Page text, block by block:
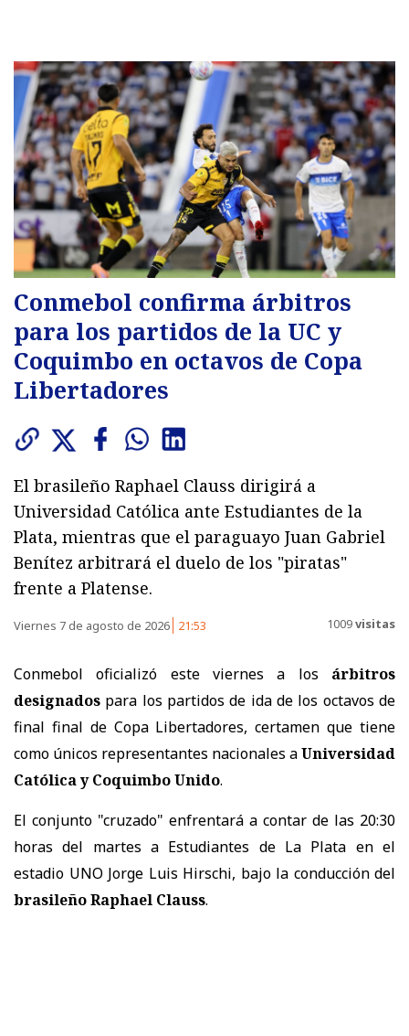
Conmebol confirma árbitros
para los partidos de la UC y
Coquimbo en octavos de Copa
Libertadores
El brasileño Raphael Clauss dirigirá a
Universidad Católica ante Estudiantes de la
Plata, mientras que el paraguayo Juan Gabriel
Benítez arbitrará el duelo de los "piratas"
frente a Platense.
Viernes 7 de agosto de 2026 21:53 1009visitas
Conmebol oficializó este viernes a los árbitros
designados para los partidos de ida de los octavos de
final final de Copa Libertadores, certamen que tiene
como únicos representantes nacionales aUniversidad
Católica y Coquimbo Unido.
El conjunto "cruzado" enfrentará a contar de las 20:30
horas del martes a Estudiantes de La Plata en el
estadio UNO Jorge Luis Hirschi, bajo la conducción del
brasileño Raphael Clauss.